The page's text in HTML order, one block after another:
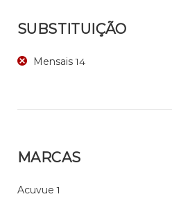
SUBSTITUIÇÃO
Mensais 14
MARCAS
Acuvue 1